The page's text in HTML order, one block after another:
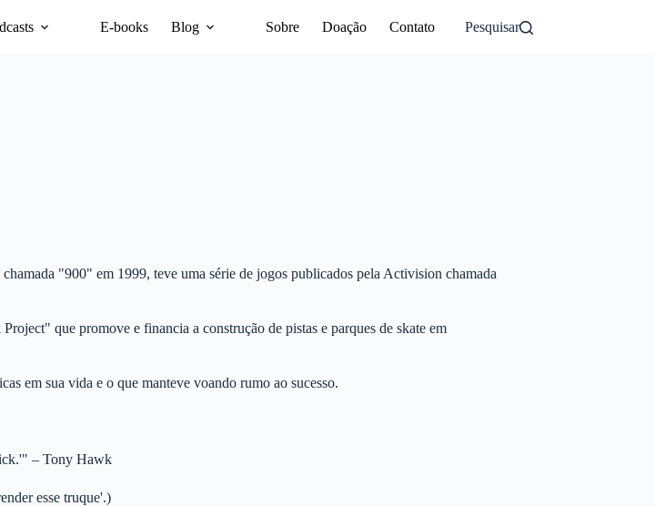
E-books Blog Sobre Doação Contato Pesquisar
"900" em 1999, teve uma série de jogos publicados pela Activision chamada
que promove e financia a construção de pistas e parques de skate em
em sua vida e o que manteve voando rumo ao sucesso.
– Tony Hawk
esse truque'.)